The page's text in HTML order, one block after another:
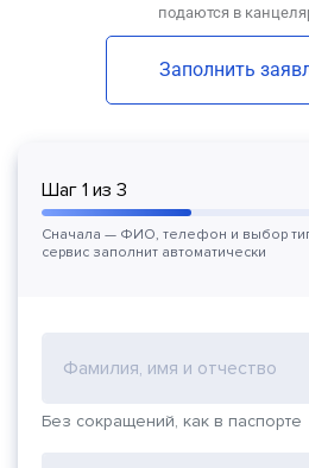
подаются в
Заполнить
Шаг 1 из 3
Сначала — ФИО, телефон и выбор
сервис заполнит автоматически
Фамилия, имя и отчество
Без сокращений, как в паспорте